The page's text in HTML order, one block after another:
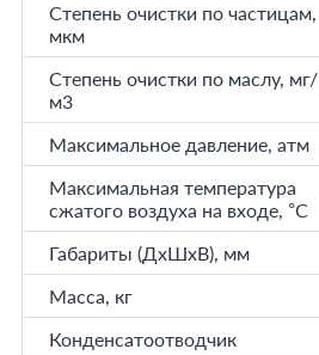
Степень очистки по частицам,
мкм
Степень очистки по маслу, мг/
м3
Максимальное давление, атм
Максимальная температура
сжатого воздуха на входе, °C
Габариты (ДхШхВ), мм
Масса, кг
Конденсатоотводчик